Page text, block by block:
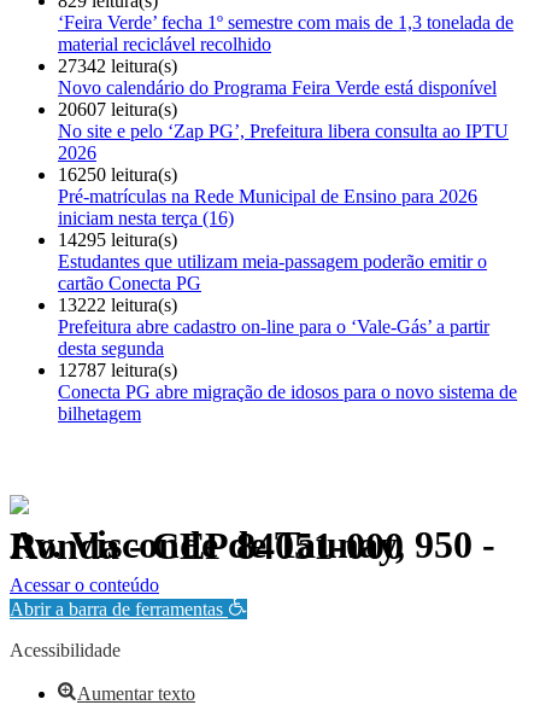
‘Feira Verde’ fecha 1º semestre com mais de 1,3 tonelada de
material reciclável recolhido
27342 leitura(s)
Novo calendário do Programa Feira Verde está disponível
20607 leitura(s)
No site e pelo ‘Zap PG’, Prefeitura libera consulta ao IPTU
2026
16250 leitura(s)
Pré-matrículas na Rede Municipal de Ensino para 2026
iniciam nesta terça (16)
14295 leitura(s)
Estudantes que utilizam meia-passagem poderão emitir o
cartão Conecta PG
13222 leitura(s)
Prefeitura abre cadastro on-line para o ‘Vale-Gás’ a partir
desta segunda
12787 leitura(s)
Conecta PG abre migração de idosos para o novo sistema de
bilhetagem
Av. Visconde de Taunay, 950 - Ronda - CEP 84051-000
Política de Privacidade.
Acessar o conteúdo
Abrir a barra de ferramentas
Acessibilidade
Aumentar texto